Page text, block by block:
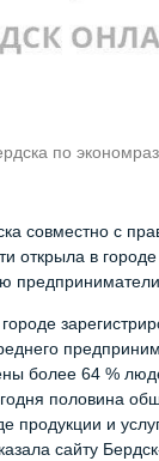
по
совместно с
открыла в городе
более 64 %
половина
продукции и
сайту